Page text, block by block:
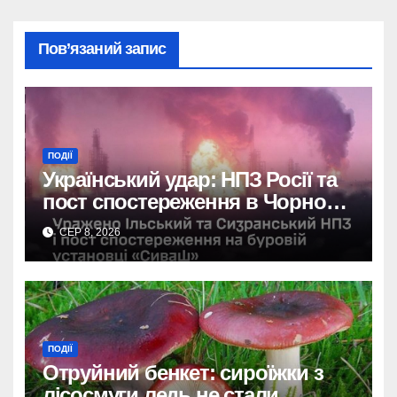
Пов’язаний запис
ПОДІЇ
Український удар: НПЗ Росії та
пост спостереження в Чорному
морі вражені.
СЕР 8, 2026
ПОДІЇ
Отруйний бенкет: сироїжки з